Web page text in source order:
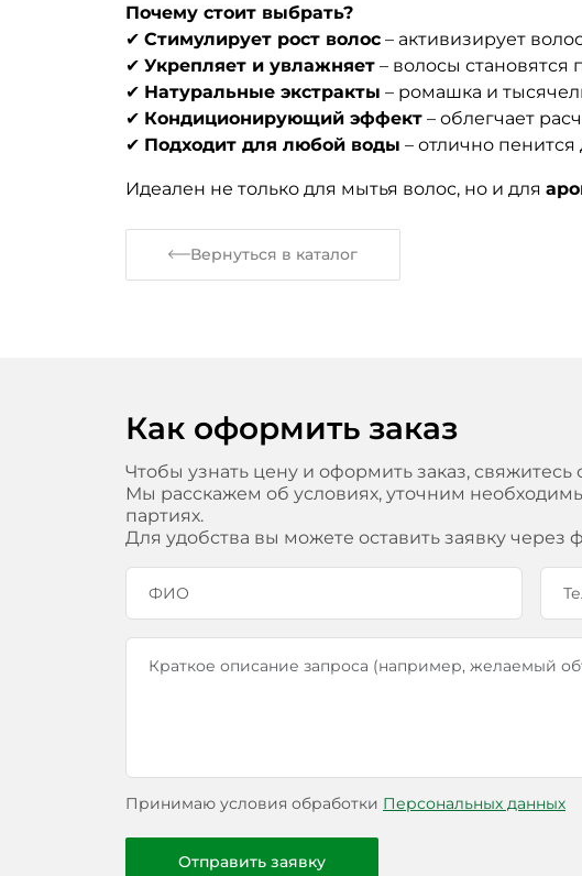
Почему стоит выбрать?
✔ Стимулирует рост волос – активизирует
✔ Укрепляет и увлажняет – волосы
✔ Натуральные экстракты – ромашка и
✔ Кондиционирующий эффект – облегчает
✔ Подходит для любой воды – отлично
Идеален не только для мытья волос, но и для
Вернуться в каталог
Как оформить заказ
Чтобы узнать цену и оформить заказ,
Мы расскажем об условиях, уточним
партиях.
Для удобства вы можете оставить заявку
Принимаю условия обработки Персональных данных
Отправить заявку